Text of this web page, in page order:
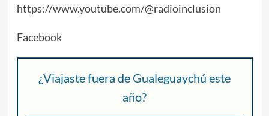
https://www.youtube.com/@radioinclusion
Facebook
¿Viajaste fuera de Gualeguaychú este
año?